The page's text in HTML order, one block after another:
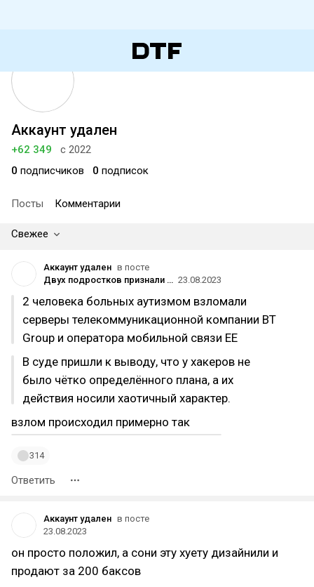
Аккаунт удален
+62 349
с 2022
0 подписчиков 0 подписок
Посты Комментарии
Свежее
Аккаунт удален в посте
Двух подростков признали ответственными за взлом Rockstar и утечку GTA VI — появились детали «дерзких» атак 23.08.2023
2 человека больных аутизмом взломали
серверы телекоммуникационной компании BT
Group и оператора мобильной связи EE
В суде пришли к выводу, что у хакеров не
было чётко определённого плана, а их
действия носили хаотичный характер.
взлом происходил примерно так
314
Ответить
Аккаунт удален в посте
23.08.2023
он просто положил, а сони эту хуету дизайнили и
продают за 200 баксов